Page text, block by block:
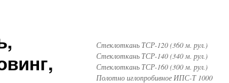
Стеклоткань ТСР-120 (360 м. рул.)
Стеклоткань ТСР-140 (340 м. рул.)
Стеклоткань ТСР-160 (300 м. рул.)
Полотно иглопробивное ИПС-Т 1000